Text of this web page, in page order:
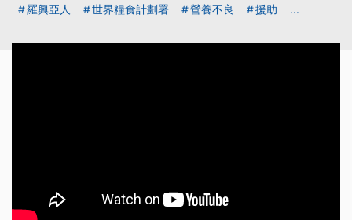
羅興亞人 世界糧食計劃署 營養不良 援助 ...